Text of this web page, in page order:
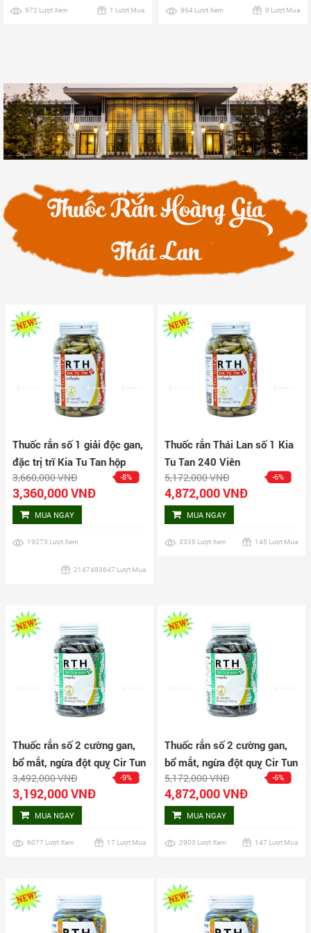
964 Lượt Xem 0 Lượt Mua 6077 Lượt Xem 17 Lượt Mua
Thuốc Rắn Hoàng Gia
Thái Lan
Thuốc rắn số 1 giải độc gan,
đặc trị trĩ Kia Tu Tan hộp
160 viên
3,660,000 VNĐ -8%
3,360,000 VNĐ
MUA NGAY
19273 Lượt Xem
2147483647 Lượt Mua
Thuốc rắn Thái Lan số 1 Kia
Tu Tan 240 Viên
5,172,000 VNĐ -6%
4,872,000 VNĐ
MUA NGAY
3335 Lượt Xem 145 Lượt Mua
Thuốc rắn số 2 cường gan,
bổ mắt, ngừa đột quỵ Cir Tun
Wan 160 viên
3,492,000 VNĐ -9%
3,192,000 VNĐ
MUA NGAY
6077 Lượt Xem 17 Lượt Mua
Thuốc rắn số 2 cường gan,
bổ mắt, ngừa đột quỵ Cir Tun
Wan 240 viên
5,172,000 VNĐ -6%
4,872,000 VNĐ
MUA NGAY
2903 Lượt Xem 147 Lượt Mua